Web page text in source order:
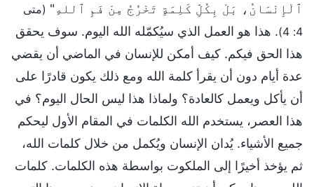
ٱلْإِنْسَانُ، بَلْ بِكُلِّ كَلِمَةٍ تَخْرُجُ مِنْ فَمِ ٱللهِ" (متى
4: 4)
. هذا هو العمل الذي سيُكمّله الله اليوم. سوف يحقق
هذا الحق فيكم. كيف أمكن للإنسان في الماضي أن يقضي
عدة أيام دون أن يقرأ كلمة الله ومع ذلك يكون قادرًا على
أن يأكل ويعمل كالعادة؟ ولماذا هذا ليس الحال اليوم؟ في
هذا العصر، يستخدم الله الكلمات في المقام الأول ليحكم
جميع الأشياء. يُدان الإنسان ويُكمل من خلال كلمات الله،
ثم يؤخذ أخيرًا إلى الملكوت بواسطة هذه الكلمات. كلمات